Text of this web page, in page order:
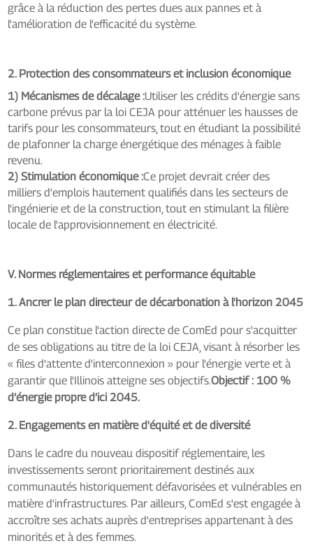
grâce à la réduction des pertes dues aux pannes et à
l'amélioration de l'efficacité du système.
2. Protection des consommateurs et inclusion économique
1) Mécanismes de décalage :Utiliser les crédits d'énergie sans
carbone prévus par la loi CEJA pour atténuer les hausses de
tarifs pour les consommateurs, tout en étudiant la possibilité
de plafonner la charge énergétique des ménages à faible
revenu.
2) Stimulation économique :Ce projet devrait créer des
milliers d'emplois hautement qualifiés dans les secteurs de
l'ingénierie et de la construction, tout en stimulant la filière
locale de l'approvisionnement en électricité.
V. Normes réglementaires et performance équitable
1. Ancrer le plan directeur de décarbonation à l'horizon 2045
Ce plan constitue l'action directe de ComEd pour s'acquitter
de ses obligations au titre de la loi CEJA, visant à résorber les
« files d'attente d'interconnexion » pour l'énergie verte et à
garantir que l'Illinois atteigne ses objectifs.Objectif : 100 %
d’énergie propre d’ici 2045.
2. Engagements en matière d'équité et de diversité
Dans le cadre du nouveau dispositif réglementaire, les
investissements seront prioritairement destinés aux
communautés historiquement défavorisées et vulnérables en
matière d'infrastructures. Par ailleurs, ComEd s'est engagée à
accroître ses achats auprès d'entreprises appartenant à des
minorités et à des femmes.